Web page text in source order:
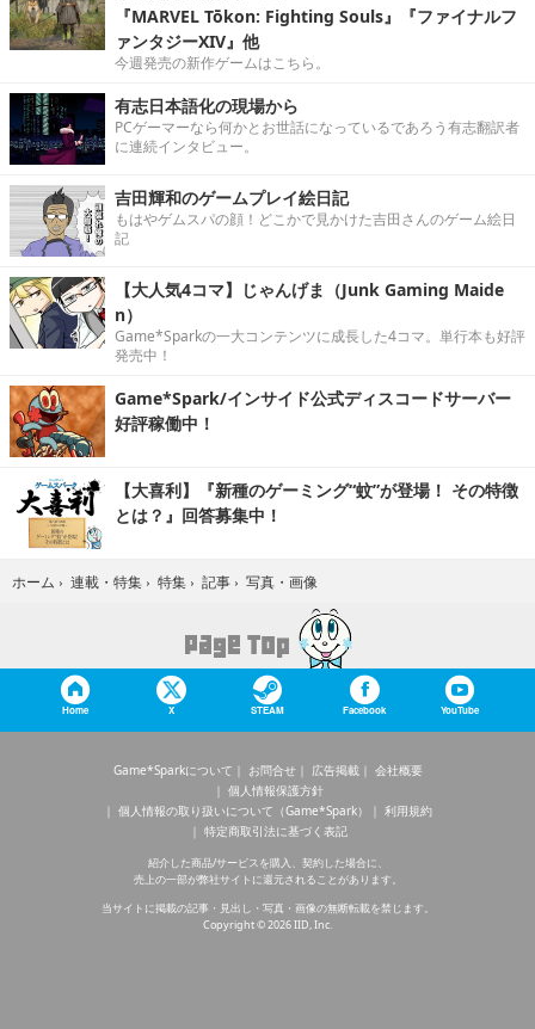
『MARVEL Tōkon: Fighting Souls』『ファイナルフ
ァンタジーXIV』他
今週発売の新作ゲームはこちら。
有志日本語化の現場から
PCゲーマーなら何かとお世話になっているであろう有志翻訳者
に連続インタビュー。
吉田輝和のゲームプレイ絵日記
もはやゲムスパの顔！どこかで見かけた吉田さんのゲーム絵日
記
【大人気4コマ】じゃんげま（Junk Gaming Maide
n）
Game*Sparkの一大コンテンツに成長した4コマ。単行本も好評
発売中！
Game*Spark/インサイド公式ディスコードサーバー
好評稼働中！
【大喜利】『新種のゲーミング“蚊”が登場！ その特徴
とは？』回答募集中！
ホーム › 連載・特集 › 特集 › 記事 › 写真・画像
Home X STEAM Facebook YouTube
Game*Sparkについて お問合せ 広告掲載
会社概要
個人情報保護方針
個人情報の取り扱いについて（Game*Spark）
利用規約
特定商取引法に基づく表記
紹介した商品/サービスを購入、契約した場合に、
売上の一部が弊社サイトに還元されることがあります。
当サイトに掲載の記事・見出し・写真・画像の無断転載を禁じます。
Copyright © 2026 IID, Inc.